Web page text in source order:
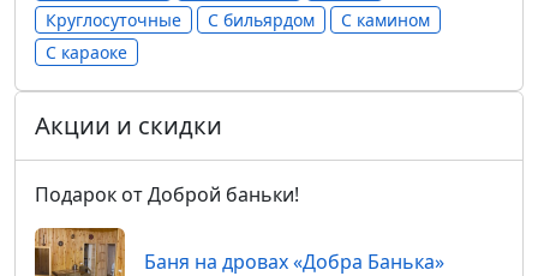
Круглосуточные
С бильярдом
С камином
С караоке
Акции и скидки
Подарок от Доброй баньки!
Баня на дровах «Добра Банька»